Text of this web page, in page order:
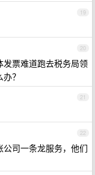
19
20
票难道跑去税务局领
？
21
22
司一条龙服务，他们